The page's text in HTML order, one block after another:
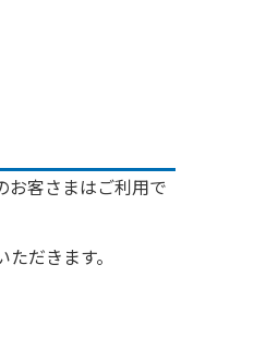
お客さまはご利用で
だきます。